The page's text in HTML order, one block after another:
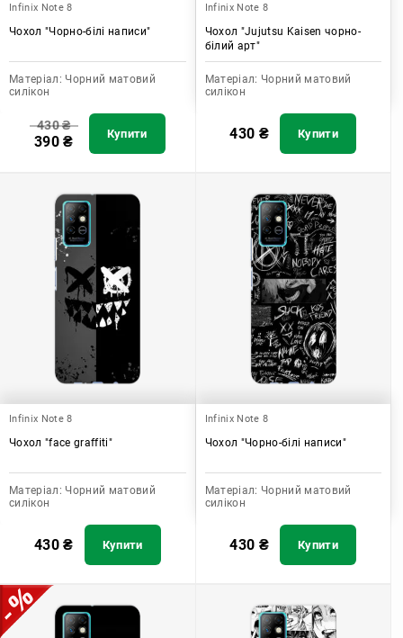
Infinix Note 8
Чохол "Чорно-білі написи"
Матеріал: Чорний матовий
силікон
430₴
390₴ Купити
Infinix Note 8
Чохол "Jujutsu Kaisen чорно-
білий арт"
Матеріал: Чорний матовий
силікон
430 ₴ Купити
Infinix Note 8
Чохол "face graffiti"
Матеріал: Чорний матовий
силікон
430₴ Купити
Infinix Note 8
Чохол "Чорно-білі написи"
Матеріал: Чорний матовий
силікон
430 ₴ Купити